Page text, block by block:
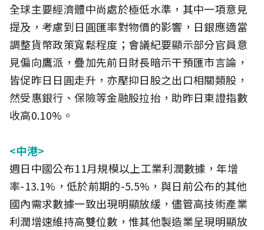
全球主要經濟體中尚處於極低水準，其中一項意見
提及，考慮到日圓匯率對物價的影響，日銀應適當
調整貨幣政策寬鬆程度；會議紀要顯示部分官員意
見偏向鷹派，疊加先前日財長暗示干預匯市言論，
皆促昨日日圓走升，亦壓抑日股之出口相關類股，
然受惠銀行、保險等金融股拉抬，助昨日東證指數
收高0.10%。
<中港>
週日中國公布11月規模以上工業利潤數據，年增
率-13.1%，低於前期的-5.5%，與日前公布的其他
國內需求數據一致出現明顯放緩，儘管高技術產業
利潤增速維持高雙位數，惟其他製造業呈現明顯放